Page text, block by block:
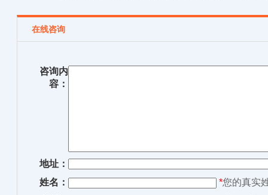
在线咨询
咨询内
容：
地址：
姓名：
*您的真实